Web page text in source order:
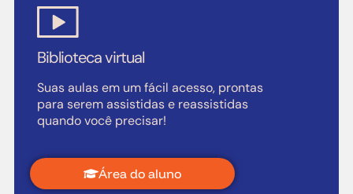
Biblioteca virtual
Suas aulas em um fácil acesso, prontas
para serem assistidas e reassistidas
quando você precisar!
Área do aluno